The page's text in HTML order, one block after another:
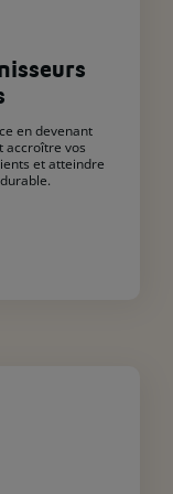
en devenant
accroître vos
et atteindre